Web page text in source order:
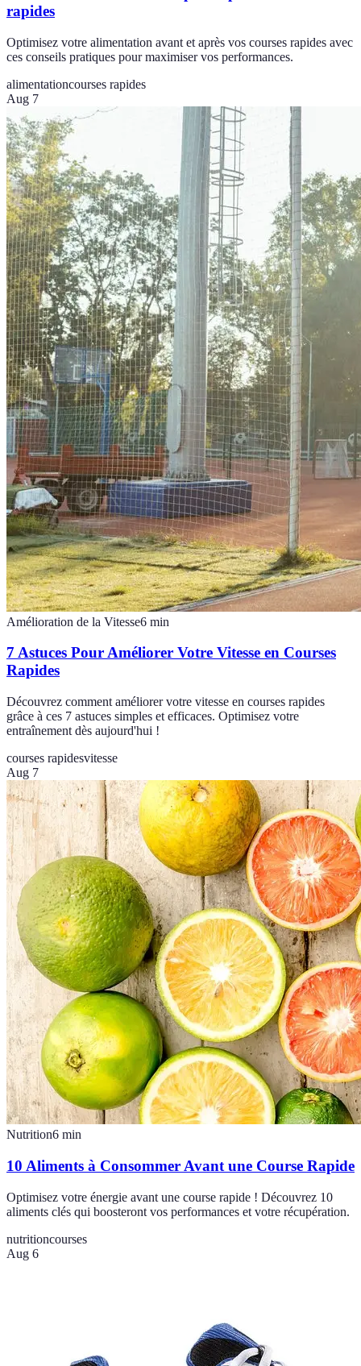
rapides
Optimisez votre alimentation avant et après vos courses rapides avec
ces conseils pratiques pour maximiser vos performances.
alimentationcourses rapides
Aug 7
Amélioration de la Vitesse6 min
7 Astuces Pour Améliorer Votre Vitesse en Courses
Rapides
Découvrez comment améliorer votre vitesse en courses rapides
grâce à ces 7 astuces simples et efficaces. Optimisez votre
entraînement dès aujourd'hui !
courses rapidesvitesse
Aug 7
Nutrition6 min
10 Aliments à Consommer Avant une Course Rapide
Optimisez votre énergie avant une course rapide ! Découvrez 10
aliments clés qui boosteront vos performances et votre récupération.
nutritioncourses
Aug 6